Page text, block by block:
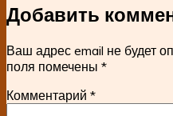
Добавить
Ваш адрес email не будет
поля помечены *
Комментарий *